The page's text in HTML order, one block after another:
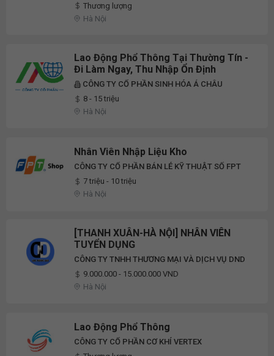
Thương lượng
Hà Nội
Lao Động Phổ Thông Tại Thường Tín -
Đi Làm Ngay, Thu Nhập Ổn Định
CÔNG TY CỔ PHẦN SINH HÓA Á CHÂU
8 - 15 triệu
Hà Nội
Nhân Viên Nhập Liệu Kho
CÔNG TY CỔ PHẦN BÁN LẺ KỸ THUẬT SỐ FPT
7 triệu - 10 triệu
Hà Nội
[THANH XUÂN-HÀ NỘI] NHÂN VIÊN
TUYỂN DỤNG
CÔNG TY TNHH THƯƠNG MẠI VÀ DỊCH VỤ DND
9.000.000 - 15.000.000 VND
Hà Nội
Lao Động Phổ Thông
CÔNG TY CỔ PHẦN CƠ KHÍ VERTEX